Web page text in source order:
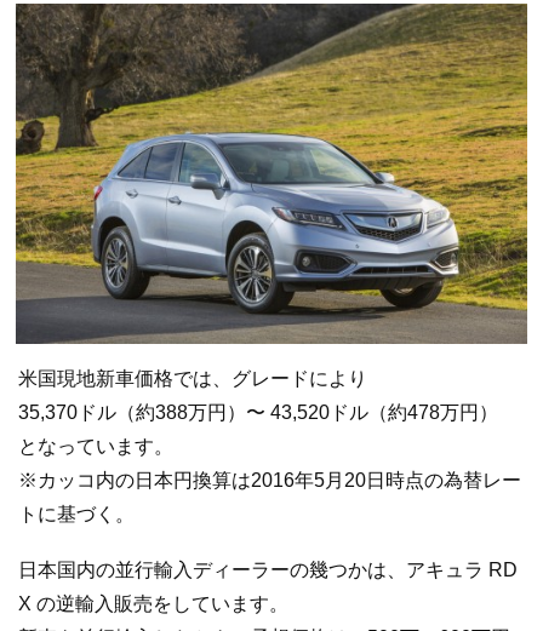
米国現地新車価格では、グレードにより
35,370ドル（約388万円）〜 43,520ドル（約478万円）
となっています。
※カッコ内の日本円換算は2016年5月20日時点の為替レー
トに基づく。
日本国内の並行輸入ディーラーの幾つかは、アキュラ RD
X の逆輸入販売をしています。